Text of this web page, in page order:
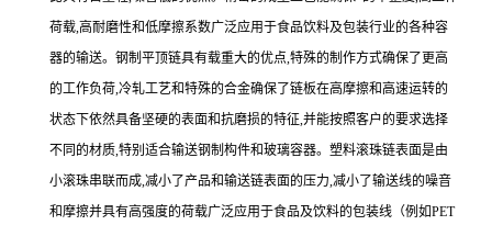
荷载,高耐磨性和低摩擦系数广泛应用于食品饮料及包装行业的各种容
器的输送。钢制平顶链具有载重大的优点,特殊的制作方式确保了更高
的工作负荷,冷轧工艺和特殊的合金确保了链板在高摩擦和高速运转的
状态下依然具备坚硬的表面和抗磨损的特征,并能按照客户的要求选择
不同的材质,特别适合输送钢制构件和玻璃容器。塑料滚珠链表面是由
小滚珠串联而成,减小了产品和输送链表面的压力,减小了输送线的噪音
和摩擦并具有高强度的荷载广泛应用于食品及饮料的包装线（例如PET